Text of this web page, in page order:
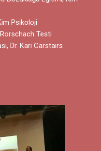
Psikoloji
Testi
Dr. Kari Carstairs